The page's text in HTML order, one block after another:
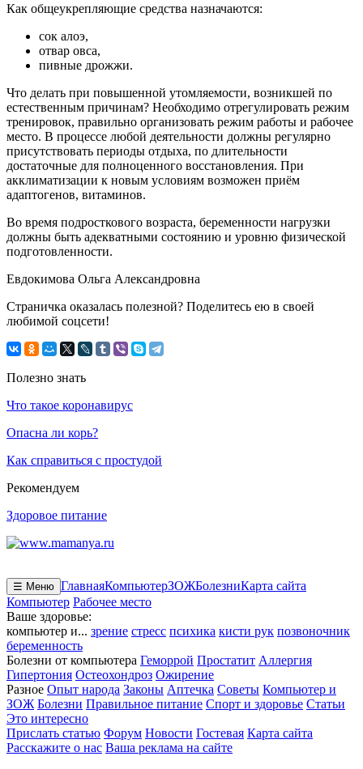
Как общеукрепляющие средства назначаются:
сок алоэ,
отвар овса,
пивные дрожжи.
Что делать при повышенной утомляемости, возникшей по
естественным причинам? Необходимо отрегулировать режим
тренировок, правильно организовать режим работы и рабочее
место. В процессе любой деятельности должны регулярно
присутствовать периоды отдыха, по длительности
достаточные для полноценного восстановления. При
акклиматизации к новым условиям возможен приём
адаптогенов, витаминов.
Во время подросткового возраста, беременности нагрузки
должны быть адекватными состоянию и уровню физической
подготовленности.
Евдокимова Ольга Александровна
Страничка оказалась полезной? Поделитесь ею в своей
любимой соцсети!
Полезно знать
Что такое коронавирус
Опасна ли корь?
Как справиться с простудой
Рекомендуем
Здоровое питание
☰ Меню ГлавнаяКомпьютерЗОЖБолезниКарта сайта
Компьютер Рабочее место
Ваше здоровье:
компьютер и... зрение стресс психика кисти рук позвоночник
беременность
Болезни от компьютера Геморрой Простатит Аллергия
Гипертония Остеохондроз Ожирение
Разное Опыт народа Законы Аптечка Советы Компьютер и
ЗОЖ Болезни Правильное питание Спорт и здоровье Статьи
Это интересно
Прислать статью Форум Новости Гостевая Карта сайта
Расскажите о нас Ваша реклама на сайте